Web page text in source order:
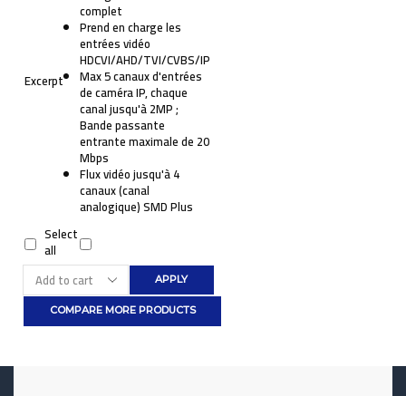
Excerpt
complet
Prend en charge les
entrées vidéo
HDCVI/AHD/TVI/CVBS/IP
Max 5 canaux d'entrées
de caméra IP, chaque
canal jusqu'à 2MP ;
Bande passante
entrante maximale de 20
Mbps
Flux vidéo jusqu'à 4
canaux (canal
analogique) SMD Plus
Select
all
APPLY
COMPARE MORE PRODUCTS